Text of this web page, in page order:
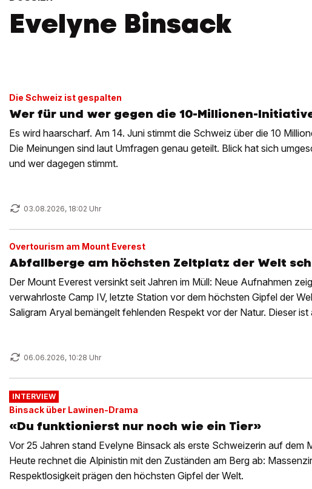
Evelyne Binsack
Die Schweiz ist gespalten
Wer für und wer gegen die 10-Millionen-
Es wird haarscharf. Am 14. Juni stimmt die Schweiz über die 10
Die Meinungen sind laut Umfragen genau geteilt. Blick hat sich
und wer dagegen stimmt.
03.08.2026, 18:02 Uhr
Overtourism am Mount Everest
Abfallberge am höchsten Zeltplatz der Welt
Der Mount Everest versinkt seit Jahren im Müll: Neue Aufnahmen
verwahrloste Camp IV, letzte Station vor dem höchsten Gipfel der
Saligram Aryal bemängelt fehlenden Respekt vor der Natur. Dieser
06.06.2026, 10:28 Uhr
INTERVIEW
Binsack über Lawinen-Drama
«Du funktionierst nur noch wie ein Tier»
Vor 25 Jahren stand Evelyne Binsack als erste Schweizerin auf dem
Heute rechnet die Alpinistin mit den Zuständen am Berg ab:
Respektlosigkeit prägen den höchsten Gipfel der Welt.